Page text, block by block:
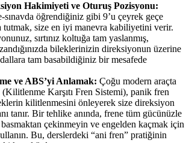
Hakimiyeti ve Oturuş Pozisyonu:
öğrendiğiniz gibi 9’u çeyrek geçe
tutmak, size en iyi manevra kabiliyetini verir.
sırtınız koltuğa tam yaslanmış,
bileklerinizin direksiyonun üzerine
tam basabildiğiniz bir mesafede
ve ABS’yi Anlamak: Çoğu modern araçta
Karşıtı Fren Sistemi), panik fren
kilitlenmesini önleyerek size direksiyon
tanır. Bir tehlike anında, frene tüm gücünüzle
çekinmeyin ve engelden kaçmak için
Bu, derslerdeki “ani fren” pratiğinin